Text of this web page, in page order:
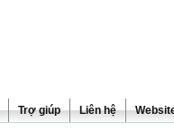
Trợ giúp Liên hệ